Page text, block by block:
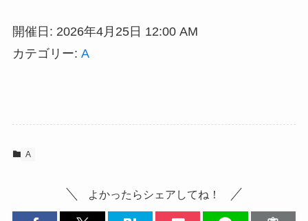
開催日: 2026年4月25日 12:00 AM
カテゴリー: A
A
よかったらシェアしてね！